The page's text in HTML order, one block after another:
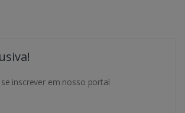
inscrever em nosso portal